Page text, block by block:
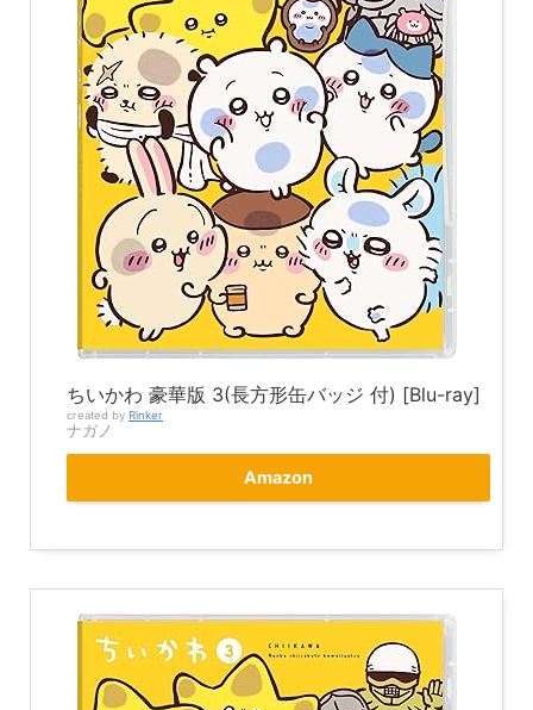
ちいかわ 豪華版 3(長方形缶バッジ 付) [Blu-ray]
created by Rinker
ナガノ
Amazon